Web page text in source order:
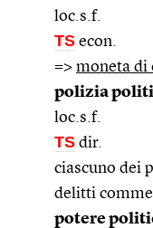
loc.s.f.
TS econ.
=> moneta di
polizia
loc.s.f.
TS dir.
ciascuno dei
delitti
potere